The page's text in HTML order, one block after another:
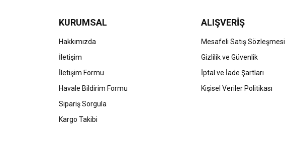
Bu ürüne benzer farklı alternatifler olmalı.
KURUMSAL
Hakkımızda
İletişim
İletişim Formu
Havale Bildirim Formu
Sipariş Sorgula
Kargo Takibi
ALIŞVERİŞ
Mesafeli Satış Sözleşmesi
Gizlilik ve Güvenlik
İptal ve İade Şartları
Kişisel Veriler Politikası